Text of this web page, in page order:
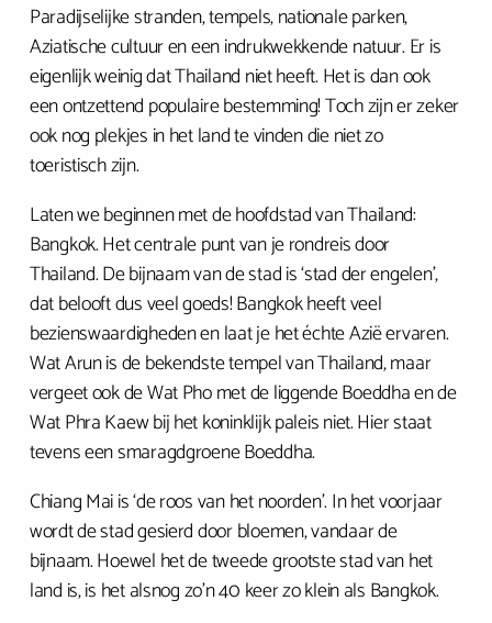
Paradijselijke stranden, tempels, nationale parken,
Aziatische cultuur en een indrukwekkende natuur. Er is
eigenlijk weinig dat Thailand niet heeft. Het is dan ook
een ontzettend populaire bestemming! Toch zijn er zeker
ook nog plekjes in het land te vinden die niet zo
toeristisch zijn.
Laten we beginnen met de hoofdstad van Thailand:
Bangkok. Het centrale punt van je rondreis door
Thailand. De bijnaam van de stad is ‘stad der engelen’,
dat belooft dus veel goeds! Bangkok heeft veel
bezienswaardigheden en laat je het échte Azië ervaren.
Wat Arun is de bekendste tempel van Thailand, maar
vergeet ook de Wat Pho met de liggende Boeddha en de
Wat Phra Kaew bij het koninklijk paleis niet. Hier staat
tevens een smaragdgroene Boeddha.
Chiang Mai is ‘de roos van het noorden’. In het voorjaar
wordt de stad gesierd door bloemen, vandaar de
bijnaam. Hoewel het de tweede grootste stad van het
land is, is het alsnog zo’n 40 keer zo klein als Bangkok.